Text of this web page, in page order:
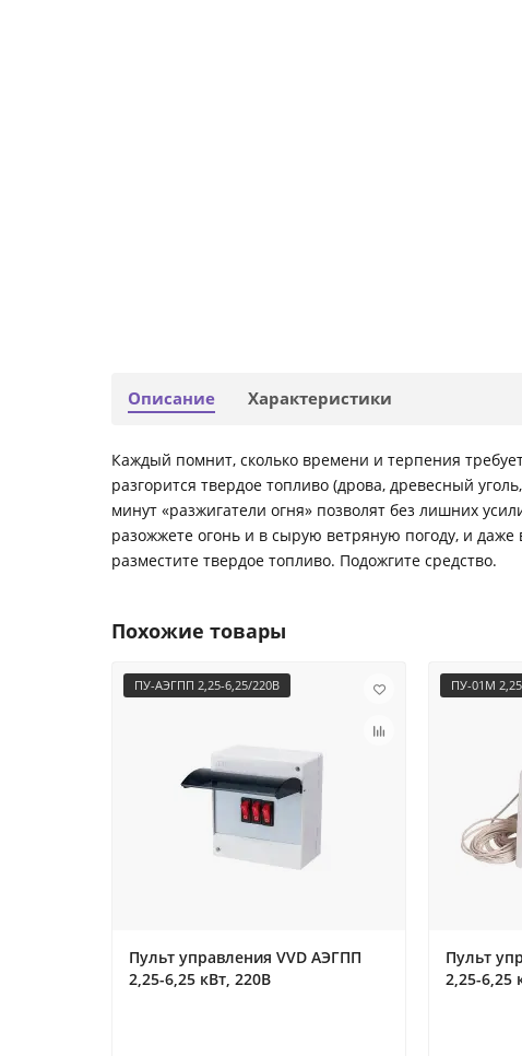
Описание Характеристики
Каждый помнит, сколько времени и терпения
разгорится твердое топливо (дрова, древесный
минут «разжигатели огня» позволят без лишних
разожжете огонь и в сырую ветряную погоду, и даже
разместите твердое топливо. Подожгите средство.
Похожие товары
ПУ-АЭГПП 2,25-6,25/220В
Пульт управления VVD АЭГПП
2,25-6,25 кВт, 220В
ПУ-01М
Пульт
2,25-6,25